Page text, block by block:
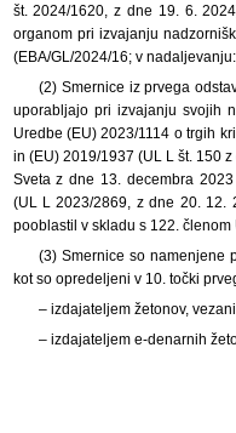
št. 2024/1620, z dne 19. 6.
organom pri izvajanju
(EBA/GL/2024/16; v
(2) Smernice iz prvega
uporabljajo pri izvajanju svojih
Uredbe (EU) 2023/1114 o trgih
in (EU) 2019/1937 (UL L št. 150
Sveta z dne 13. decembra
(UL L 2023/2869, z dne 20. 12.
pooblastil v skladu s 122. členom
(3) Smernice so namenjene
kot so opredeljeni v 10. točki
– izdajateljem žetonov,
– izdajateljem e-denarnih